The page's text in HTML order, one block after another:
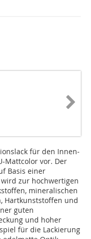
für den In­nen­
Mattcolor vor. Der
Basis einer
zur hoch­­wertigen
mineralischen
Hartkunst­stoffen und
guten
und hoher
für die Lackierung